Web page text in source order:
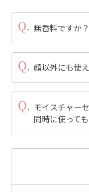
無香料ですか？
顔以外にも使
モイスチャー
同時に使って